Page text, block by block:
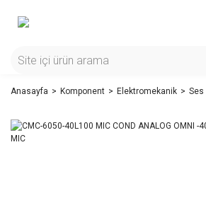
Anasayfa Komponent Elektromekanik Ses